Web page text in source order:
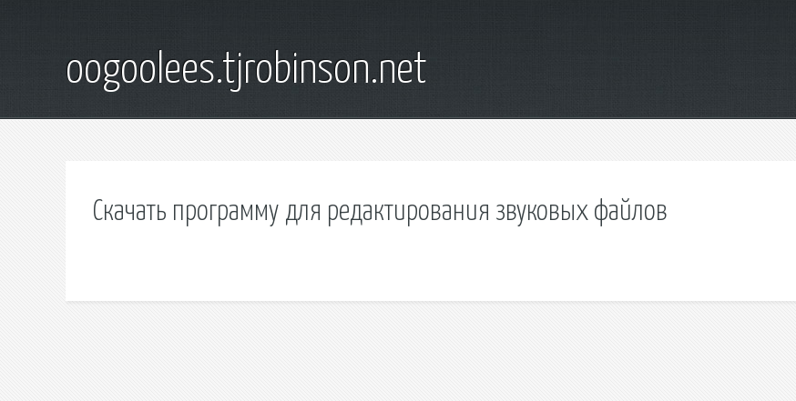
oogoolees.tjrobinson.net
Скачать программу для редактирования звуковых файлов